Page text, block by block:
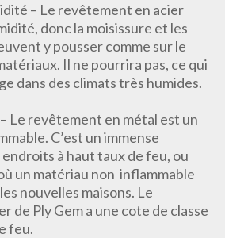
– Le revêtement en acier
donc la moisissure et les
y pousser comme sur le
Il ne pourrira pas, ce qui
dans des climats très humides.
Le revêtement en métal est un
C’est un immense
à haut taux de feu, ou
un matériau non inflammable
nouvelles maisons. Le
de Ply Gem a une cote de classe
feu.